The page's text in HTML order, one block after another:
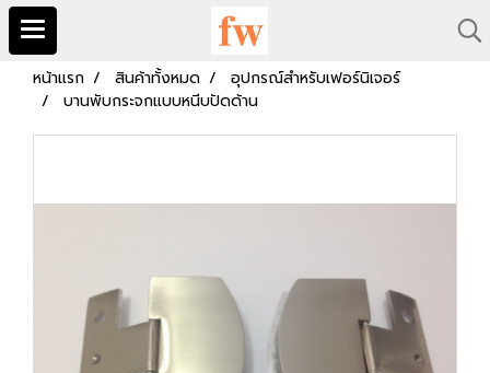
หน้าแรก สินค้าทั้งหมด
อุปกรณ์สำหรับเฟอร์นิเจอร์
บานพับกระจกแบบหนีบปัดด้าน